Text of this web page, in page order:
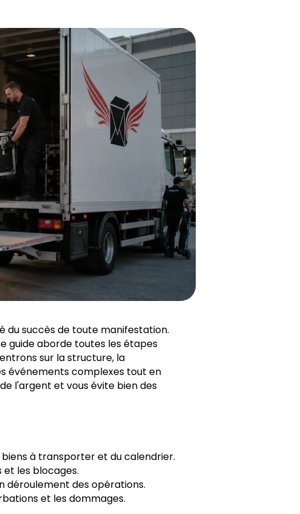
du succès de toute manifestation.
guide aborde toutes les étapes
sur la structure, la
événements complexes tout en
l'argent et vous évite bien des
à transporter et du calendrier.
les blocages.
déroulement des opérations.
et les dommages.